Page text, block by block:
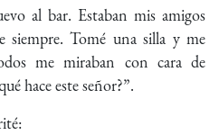
al bar. Estaban mis amigos
siempre. Tomé una silla y me
me miraban con cara de
hace este señor?”.